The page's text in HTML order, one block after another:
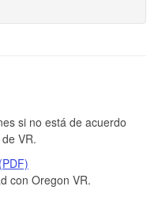
si no está de acuerdo
VR.
con Oregon VR.